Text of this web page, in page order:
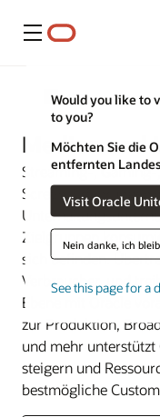
Menü
Would you like to
to you?
Möchten Sie die
entfernten
Visit
Nein danke, ich
See this page for
Branchen
Medien und
Streaming-, Gaming-
Screen-Erfahrungen
Zielgruppen
sich befinden.
Verbraucher, und
Ebene mit Oracle
zur Produktion,
und mehr unterstützt
steigern und
bestmögliche